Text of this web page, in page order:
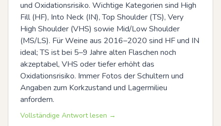
und Oxidationsrisiko. Wichtige Kategorien sind High
Fill (HF), Into Neck (IN), Top Shoulder (TS), Very
High Shoulder (VHS) sowie Mid/Low Shoulder
(MS/LS). Für Weine aus 2016–2020 sind HF und IN
ideal; TS ist bei 5–9 Jahre alten Flaschen noch
akzeptabel, VHS oder tiefer erhöht das
Oxidationsrisiko. Immer Fotos der Schultern und
Angaben zum Korkzustand und Lagermilieu
anfordern.
Vollständige Antwort lesen →